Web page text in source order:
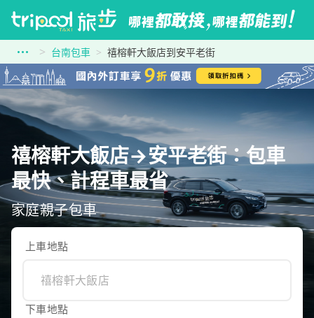
台南包車 禧榕軒大飯店到安平老街
禧榕軒大飯店→安平老街：包車
最快、計程車最省
家庭親子包車
上車地點
下車地點